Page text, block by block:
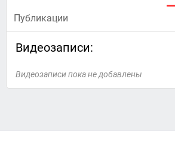
Публикации
Видеозаписи:
Видеозаписи пока не добавлены